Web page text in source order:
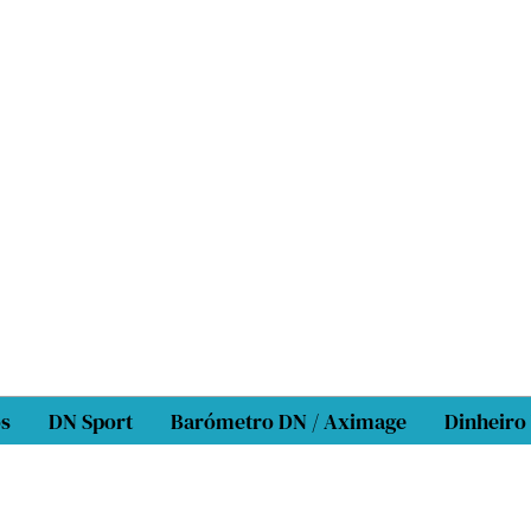
DN Sport Barómetro DN / Aximage Dinheiro